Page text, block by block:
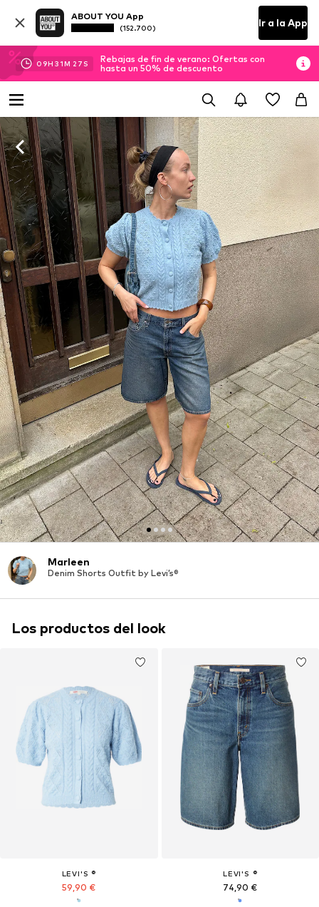
ABOUT YOU App
(152.700) Ir a la App
09H 31M 27 S
Rebajas de fin de verano: Ofertas con
hasta un 50% de descuento
Marleen
Denim Shorts Outfit by Levi’s®
Los productos del look
LEVI'S ®
59,90 €
LEVI'S ®
74,90 €